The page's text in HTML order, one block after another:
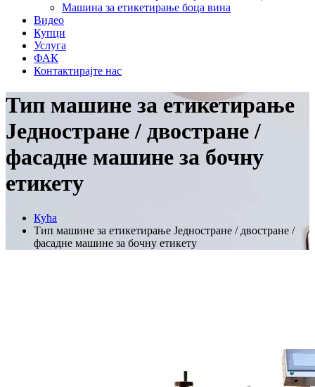
Машина за етикетирање боца вина
Видео
Купци
Услуга
ФАК
Контактирајте нас
Тип машине за етикетирање
Једностране / двостране /
фасадне машине за бочну
етикету
Кућа
Тип машине за етикетирање Једностране / двостране /
фасадне машине за бочну етикету